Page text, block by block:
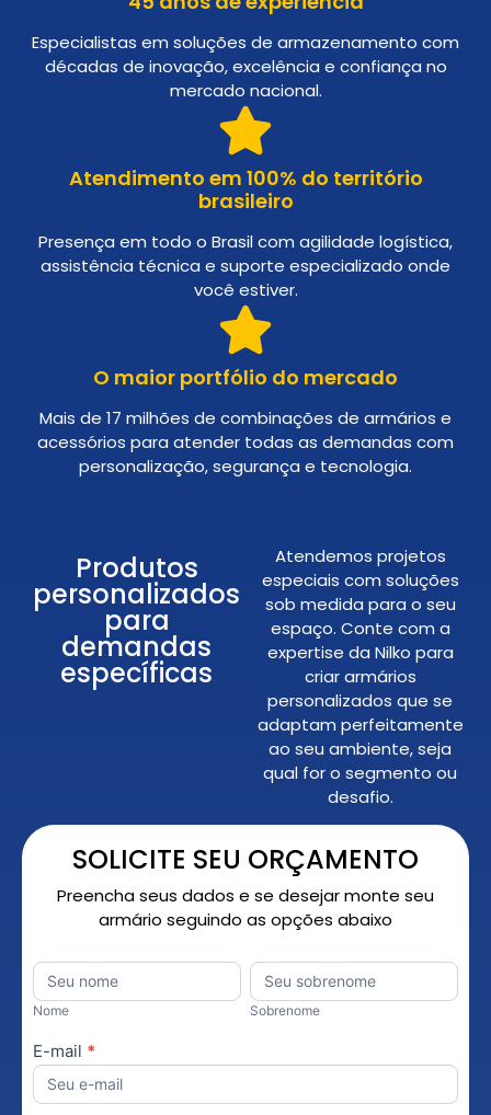
Especialistas em soluções de armazenamento com
décadas de inovação, excelência e confiança no
mercado nacional.
Atendimento em 100% do território
brasileiro
Presença em todo o Brasil com agilidade logística,
assistência técnica e suporte especializado onde
você estiver.
O maior portfólio do mercado
Mais de 17 milhões de combinações de armários e
acessórios para atender todas as demandas com
personalização, segurança e tecnologia.
Produtos
personalizados
para
demandas
específicas
Atendemos projetos
especiais com soluções
sob medida para o seu
espaço. Conte com a
expertise da Nilko para
criar armários
personalizados que se
adaptam perfeitamente
ao seu ambiente, seja
qual for o segmento ou
desafio.
SOLICITE SEU ORÇAMENTO
Preencha seus dados e se desejar monte seu
armário seguindo as opções abaixo
Personalizado
Nome
Nome
Sobrenome
Sobrenome
E-mail *